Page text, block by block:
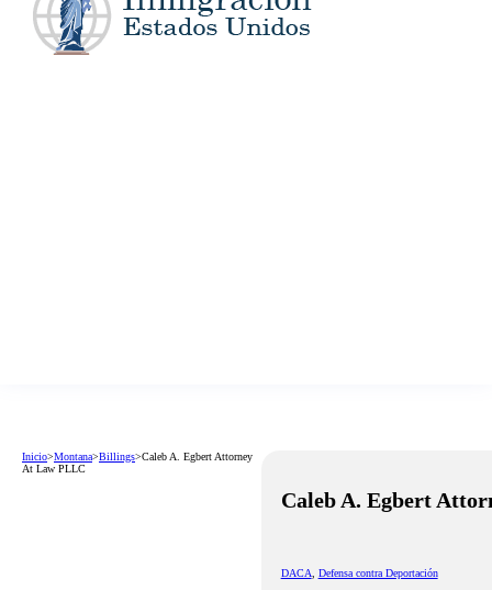
Inicio>Montana>Billings>Caleb A. Egbert Attorney
At Law PLLC
Caleb A. Egbert
DACA, Defensa contra Deportación